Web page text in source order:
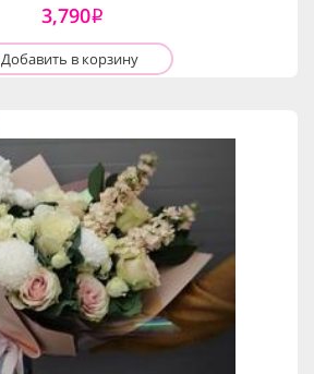
3,790i
Добавить в корзину